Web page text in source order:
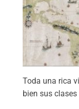
Toda una rica
bien sus